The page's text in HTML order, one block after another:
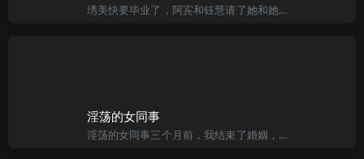
琇美快要毕业了，阿宾和钰慧请了她和她男朋友去吃牛排，当作送别。那是一家中间等级的西餐馆，那天客人少少的，四人挑了个角落安静的座位，还算蛮有气氛。餐厅里摆设都很简仆干净，餐桌铺着长长的桌巾几乎直垂到地上
淫荡的女同事
淫荡的女同事三个月前，我结束了婚姻，也失去了工作。在儿子，女儿同情的眼光中，我度过了最颓废，最沮丧的三个月。 终于，我在女儿关心的眼中清醒了。深深觉悟到昨非今是的我，开始认真的寻找工作机会。 总算天从